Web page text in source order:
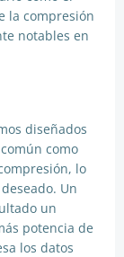
la compresión
notables en
diseñados
como
lo
Un
un
potencia de
los datos